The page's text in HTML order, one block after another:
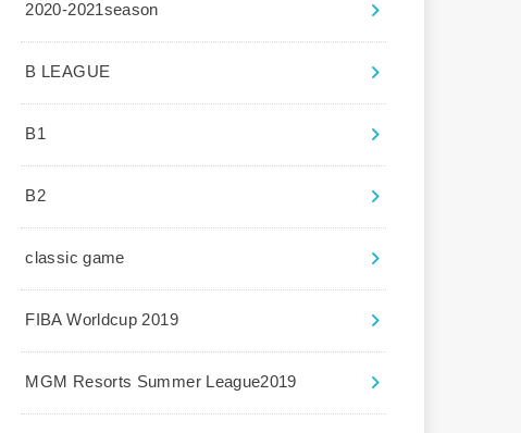
2020-2021season
B LEAGUE
B1
B2
classic game
FIBA Worldcup 2019
MGM Resorts Summer League2019